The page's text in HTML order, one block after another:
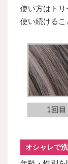
使い方はトリ
使い続けるこ
オシャレで